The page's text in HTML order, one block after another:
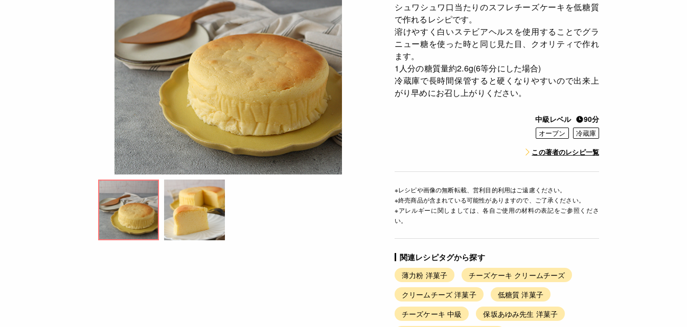
シュワシュワ口当たりのスフレチーズケーキを低糖質
で作れるレシピです。
溶けやすく白いステビアヘルスを使用することでグラ
ニュー糖を使った時と同じ見た目、クオリティで作れ
ます。
1人分の糖質量約2.6g(6等分にした場合)
冷蔵庫で長時間保管すると硬くなりやすいので出来上
がり早めにお召し上がりください。
中級レベル 90分
オーブン
冷蔵庫
この著者のレシピ一覧
※レシピや画像の無断転載、営利目的利用はご遠慮ください。
※終売商品が含まれている可能性がありますので、ご了承ください。
※アレルギーに関しましては、各自ご使用の材料の表記をご参照くださ
い。
関連レシピタグから探す
薄力粉 洋菓子
チーズケーキ クリームチーズ
クリームチーズ 洋菓子
低糖質 洋菓子
チーズケーキ 中級
保坂あゆみ先生 洋菓子